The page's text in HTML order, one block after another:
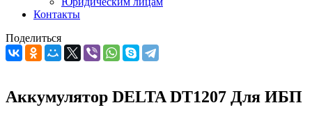
Контакты
Поделиться
Аккумулятор DELTA DT1207 Для ИБП